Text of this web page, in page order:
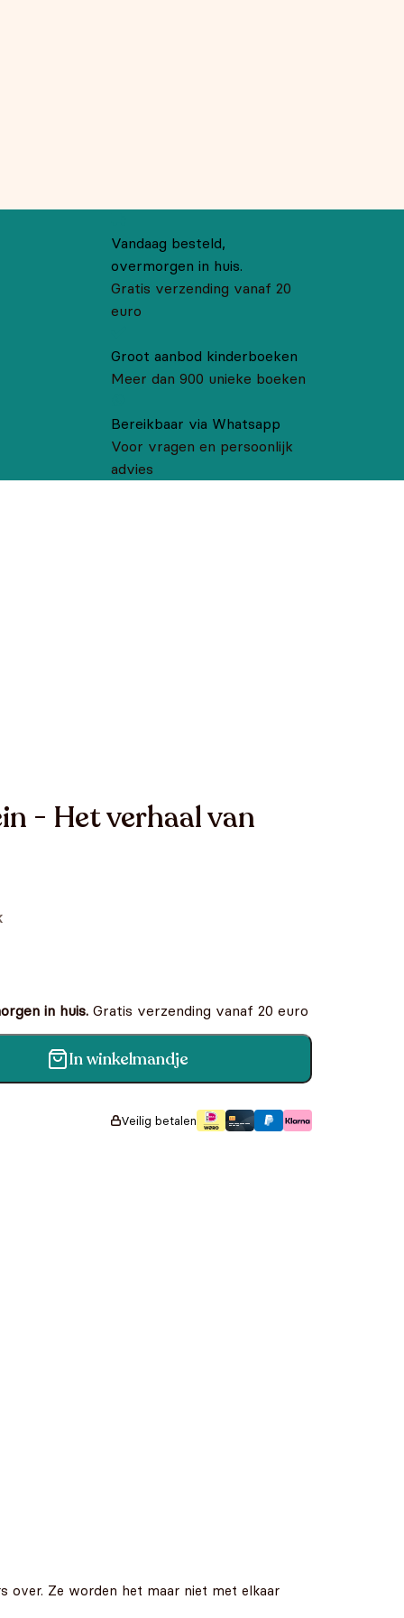
Vandaag besteld,
overmorgen in huis.
Gratis verzending vanaf 20
euro
Groot aanbod kinderboeken
Meer dan 900 unieke boeken
Bereikbaar via Whatsapp
Voor vragen en persoonlijk
advies
- Het verhaal van
in huis. Gratis verzending vanaf 20 euro
van Bertie de Bus aantal
In winkelmandje
Veilig betalen
over. Ze worden het maar niet met elkaar